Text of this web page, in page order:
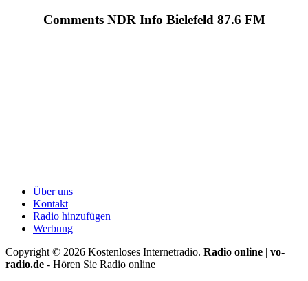
Comments NDR Info Bielefeld 87.6 FM
Über uns
Kontakt
Radio hinzufügen
Werbung
Copyright © 2026 Kostenloses Internetradio. Radio online | vo-
radio.de - Hören Sie Radio online